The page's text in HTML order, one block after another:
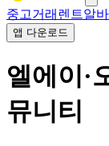
중고거래 렌트알바
앱 다운로드
엘에이·
뮤니티